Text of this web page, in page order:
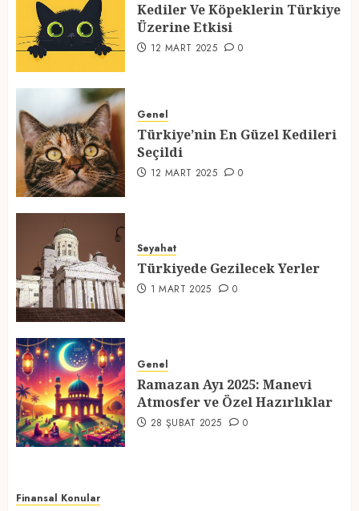
2
12 MART 2025 0
3
Seçildi
12 MART 2025 0
4
1 MART 2025
5
Atmosfer ve Özel Hazırlıklar
28 ŞUBAT 2025 0
Kediler Ve Köpeklerin Türkiye
Üzerine Etkisi
12 MART 2025 0
Genel
Türkiye’nin En Güzel Kedileri
Seçildi
12 MART 2025 0
Seyahat
Türkiyede Gezilecek Yerler
1 MART 2025 0
Genel
Ramazan Ayı 2025: Manevi
Atmosfer ve Özel Hazırlıklar
28 ŞUBAT 2025 0
Finansal Konular